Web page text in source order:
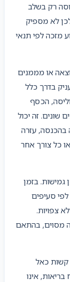
רק בשלב
לא מספיק
מזכה לפי תנאי
או מממנים
בדרך כלל
הכסף
שונים. זה יכול
בהכנסה, עזרה
כל צורך אחר
גמישות. בזמן
סעיפים
צפויות.
מסוים, בהתאם
קשות כאל
אינו